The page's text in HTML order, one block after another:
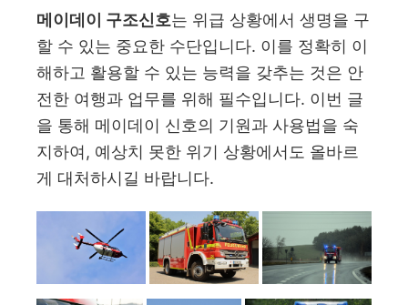
메이데이 구조신호는 위급 상황에서 생명을 구
할 수 있는 중요한 수단입니다. 이를 정확히 이
해하고 활용할 수 있는 능력을 갖추는 것은 안
전한 여행과 업무를 위해 필수입니다. 이번 글
을 통해 메이데이 신호의 기원과 사용법을 숙
지하여, 예상치 못한 위기 상황에서도 올바르
게 대처하시길 바랍니다.